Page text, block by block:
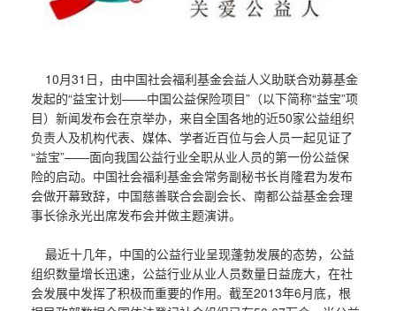
10月31日，由中国社会福利基金会益人义助联合劝募基金
发起的“益宝计划——中国公益保险项目”（以下简称“益宝”项
目）新闻发布会在京举办，来自全国各地的近50家公益组织
负责人及机构代表、媒体、学者近百位与会人员一起见证了
“益宝”——面向我国公益行业全职从业人员的第一份公益保
险的启动。中国社会福利基金会常务副秘书长肖隆君为发布
会做开幕致辞，中国慈善联合会副会长、南都公益基金会理
事长徐永光出席发布会并做主题演讲。
最近十几年，中国的公益行业呈现蓬勃发展的态势，公益
组织数量增长迅速，公益行业从业人员数量日益庞大，在社
会发展中发挥了积极而重要的作用。截至2013年6月底，根